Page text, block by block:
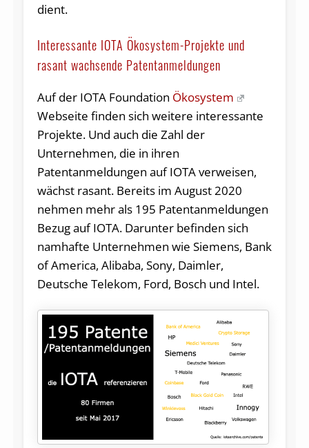
dient.
Interessante IOTA Ökosystem-Projekte und
rasant wachsende Patentanmeldungen
Auf der IOTA Foundation Ökosystem
Webseite finden sich weitere interessante
Projekte. Und auch die Zahl der
Unternehmen, die in ihren
Patentanmeldungen auf IOTA verweisen,
wächst rasant. Bereits im August 2020
nehmen mehr als 195 Patentanmeldungen
Bezug auf IOTA. Darunter befinden sich
namhafte Unternehmen wie Siemens, Bank
of America, Alibaba, Sony, Daimler,
Deutsche Telekom, Ford, Bosch und Intel.